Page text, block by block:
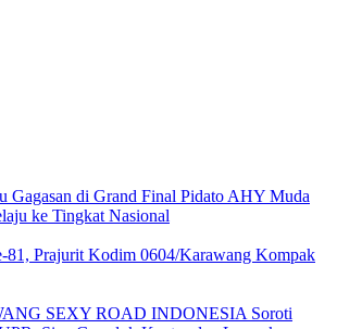
Gagasan di Grand Final Pidato AHY Muda
ke Tingkat Nasional
81, Prajurit Kodim 0604/Karawang Kompak
SEXY ROAD INDONESIA Soroti